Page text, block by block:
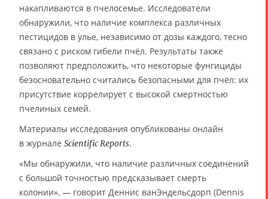
накапливаются в пчелосемье. Исследователи
обнаружили, что наличие комплекса различных
пестицидов в улье, независимо от дозы каждого, тесно
связано с риском гибели пчёл. Результаты также
позволяют предположить, что некоторые фунгициды
безосновательно считались безопасными для пчёл: их
присутствие коррелирует с высокой смертностью
пчелиных семей.
Материалы исследования опубликованы онлайн
в журнале Scientific Reports.
«Мы обнаружили, что наличие различных соединений
с большой точностью предсказывает смерть
колонии», — говорит Деннис ванЭндельсдорп (Dennis